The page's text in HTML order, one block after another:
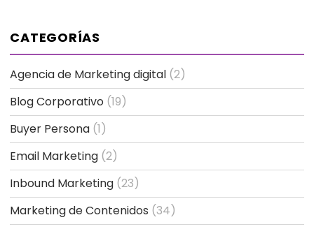
CATEGORÍAS
Agencia de Marketing digital (2)
Blog Corporativo (19)
Buyer Persona (1)
Email Marketing (2)
Inbound Marketing (23)
Marketing de Contenidos (34)